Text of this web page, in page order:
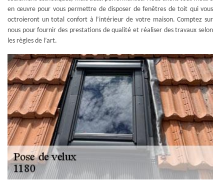
en œuvre pour vous permettre de disposer de fenêtres de toit qui vous
octroieront un total confort à l’intérieur de votre maison. Comptez sur
nous pour fournir des prestations de qualité et réaliser des travaux selon
les règles de l’art.